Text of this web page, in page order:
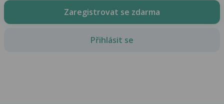
Zaregistrovat se zdarma
Přihlásit se